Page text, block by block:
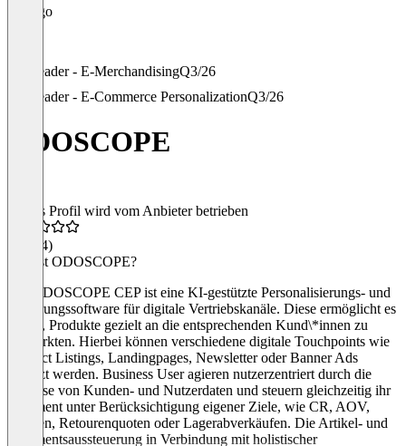
Leader - E-MerchandisingQ3/26
Leader - E-Commerce PersonalizationQ3/26
ODOSCOPE
Dieses Profil wird vom Anbieter betrieben
(34)
Was ist ODOSCOPE?
Die ODOSCOPE CEP ist eine KI-gestützte Personalisierungs- und
Steuerungssoftware für digitale Vertriebskanäle. Diese ermöglicht es
Usern, Produkte gezielt an die entsprechenden Kund\*innen zu
vermarkten. Hierbei können verschiedene digitale Touchpoints wie
Product Listings, Landingpages, Newsletter oder Banner Ads
genutzt werden. Business User agieren nutzerzentriert durch die
Analyse von Kunden- und Nutzerdaten und steuern gleichzeitig ihr
Sortiment unter Berücksichtigung eigener Ziele, wie CR, AOV,
Margen, Retourenquoten oder Lagerabverkäufen. Die Artikel- und
Sortimentsaussteuerung in Verbindung mit holistischer